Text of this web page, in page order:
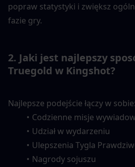
popraw statystyki i zwiększ
fazie gry.
2. Jaki jest najlepszy
Truegold w Kingshot?
Najlepsze podejście łączy w sobie:
Codzienne misje
Udział w wydarzeniu
Ulepszenia Tygla
Nagrody sojuszu